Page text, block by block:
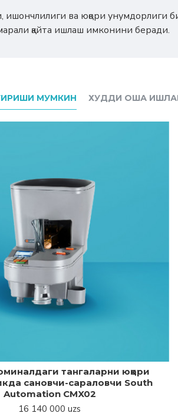
ва юқори унумдорлиги
қайта ишлаш имконини беради.
МУМКИН ХУДДИ ОША
тангаларни юқори
сановчи-сараловчи South
Automation CMX02
16 140 000 uzs